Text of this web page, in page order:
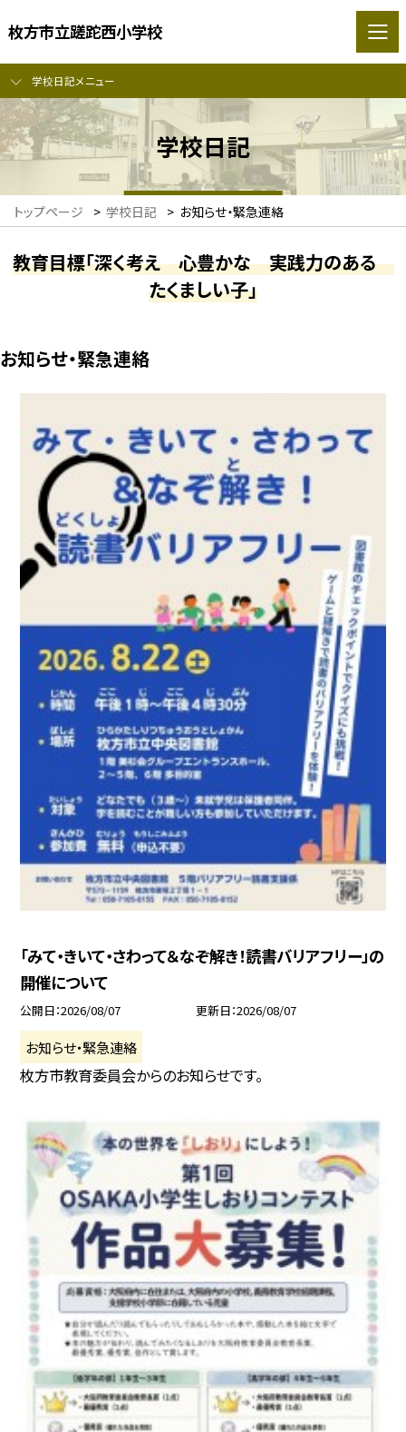
枚方市立蹉跎西小学校
学校日記メニュー
学校日記
トップページ > 学校日記 > お知らせ・緊急連絡
教育目標「深く考え 心豊かな 実践力のある
たくましい子」
お知らせ・緊急連絡
「みて・きいて・さわって＆なぞ解き！読書バリアフリー」の
開催について
公開日 2026/08/07 更新日 2026/08/07
お知らせ・緊急連絡
枚方市教育委員会からのお知らせです。